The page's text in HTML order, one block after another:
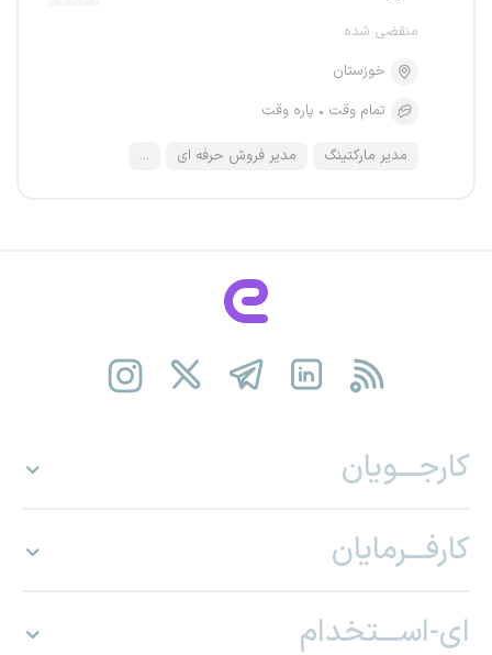
منقضی شده
خوزستان
تمام وقت
پاره وقت
مدیر مارکتینگ مدیر فروش حرفه ای ...
کارجـــویان
کارفـــرمایان
ای-اســـتخدام